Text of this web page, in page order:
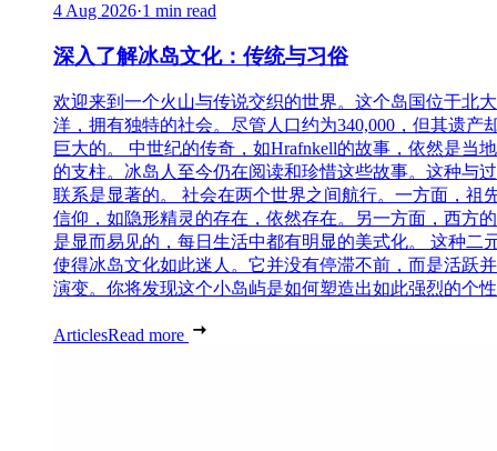
4 Aug 2026·1 min read
深入了解冰岛文化：传统与习俗
欢迎来到一个火山与传说交织的世界。这个岛国位于北
洋，拥有独特的社会。尽管人口约为340,000，但其遗产
巨大的。 中世纪的传奇，如Hrafnkell的故事，依然是当
的支柱。冰岛人至今仍在阅读和珍惜这些故事。这种与
联系是显著的。 社会在两个世界之间航行。一方面，祖
信仰，如隐形精灵的存在，依然存在。另一方面，西方
是显而易见的，每日生活中都有明显的美式化。 这种二
使得冰岛文化如此迷人。它并没有停滞不前，而是活跃
演变。你将发现这个小岛屿是如何塑造出如此强烈的个
ArticlesRead more